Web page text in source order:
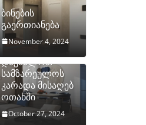
ბინების
გაერთიანება
November 4, 2024
როგორ
დავმალოთ
სამზარეულოს
კარადა მისაღებ
ოთახში
October 27, 2024